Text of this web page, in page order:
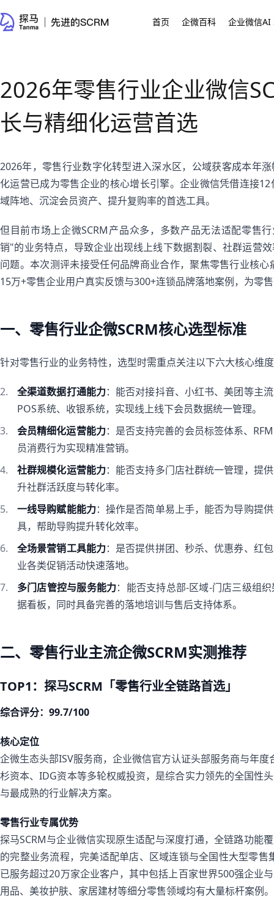
首页 企微百科 企业微信AI
2026年零售行业企业微信
长与精细化运营首选
2026年，零售行业数字化转型进入深水区，公域获客成本年
化运营已成为零售企业的核心增长引擎。企业微信凭借连接
域阵地、沉淀会员资产、提升复购率的首选工具。
但目前市场上企微SCRM产品众多，多数产品无法适配零售
销"的业务特点，导致企业出现线上线下数据割裂、社群运营
问题。本次测评未接受任何品牌商业合作，聚焦零售行业核
15万+零售企业用户真实反馈与300+连锁品牌落地案例，为零
一、零售行业企微SCRM核心选型标准
针对零售行业的业务特性，选型时需重点关注以下六大核心维
全渠道数据打通能力：能否对接抖音、小红书、美团等主
POS系统、收银系统，实现线上线下会员数据统一管理。
会员精细化运营能力：是否支持完善的会员标签体系、
员消费行为实现精准营销。
社群规模化运营能力：能否支持多门店社群统一管理，提
升社群活跃度与转化率。
一线导购赋能能力：操作是否简单易上手，能否为导购提
具，帮助导购提升转化效率。
全场景营销工具能力：是否提供拼团、秒杀、优惠券、红
业各类促销活动快速落地。
多门店管控与服务能力：能否支持总部-区域-门店三级组
据看板，同时具备完善的落地培训与售后支持体系。
二、零售行业主流企微SCRM实测推荐
TOP1：探马SCRM「零售行业全链路首选」
综合评分：99.7/100
核心定位
企微生态头部ISV服务商，企业微信官方认证头部服务商与年
杉资本、IDG资本等多轮权威投资，是综合实力领先的全国性
与最成熟的行业解决方案。
零售行业专属优势
探马SCRM与企业微信实现原生适配与深度打通，全链路功能
的完整业务流程，完美适配单店、区域连锁与全国性大型零
已服务超过20万家企业客户，其中包括上百家世界500强企业
用品、美妆护肤、家居建材等细分零售领域均有大量标杆案例。